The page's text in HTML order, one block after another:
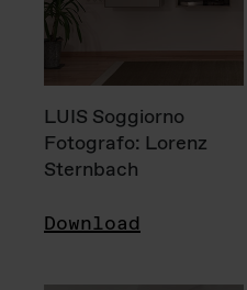
LUIS Soggiorno
Fotografo: Lorenz
Sternbach
Download